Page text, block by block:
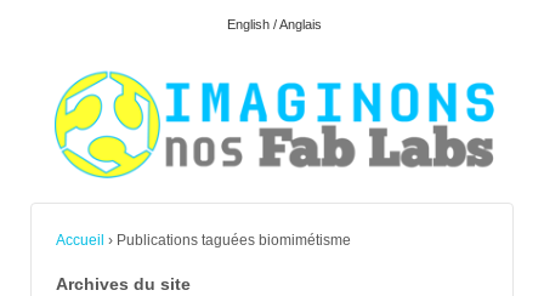
English / Anglais
Accueil › Publications taguées biomimétisme
Archives du site